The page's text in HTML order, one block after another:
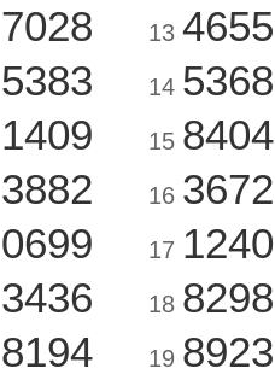
7028
5383
1409
3882
0699
3436
8194
13 4655
14 5368
15 8404
16 3672
17 1240
18 8298
19 8923